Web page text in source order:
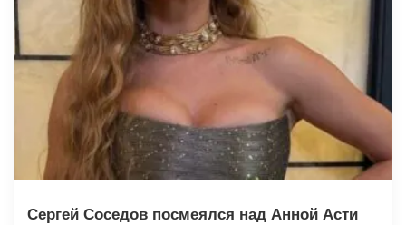
Сергей Соседов посмеялся над Анной Асти